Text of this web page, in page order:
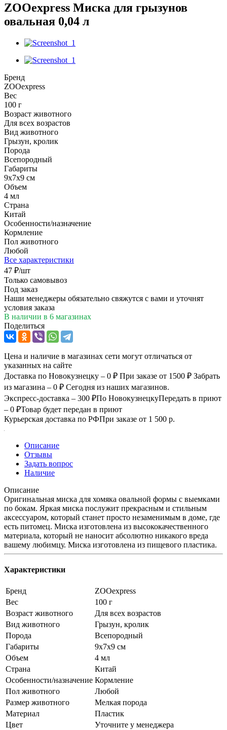
ZOOexpress Миска для грызунов
овальная 0,04 л
Бренд
ZOOexpress
Вес
100 г
Возраст животного
Для всех возрастов
Вид животного
Грызун, кролик
Порода
Всепородный
Габариты
9x7x9 см
Объем
4 мл
Страна
Китай
Особенности/назначение
Кормление
Пол животного
Любой
Все характеристики
47 ₽/шт
Только самовывоз
Под заказ
Наши менеджеры обязательно свяжутся с вами и уточнят
условия заказа
В наличии в 6 магазинах
Поделиться
Цена и наличие в магазинах сети могут отличаться от
указанных на сайте
Доставка по Новокузнецку – 0 ₽ При заказе от 1500 ₽ Забрать
из магазина – 0 ₽ Сегодня из наших магазинов.
Экспресс-доставка – 300 ₽По НовокузнецкуПередать в приют
– 0 ₽Товар будет передан в приют
Курьерская доставка по РФПри заказе от 1 500 р.
Описание
Отзывы
Задать вопрос
Наличие
Описание
Оригинальная миска для хомяка овальной формы с выемками
по бокам. Яркая миска послужит прекрасным и стильным
аксессуаром, который станет просто незаменимым в доме, где
есть питомец. Миска изготовлена из высококачественного
материала, который не наносит абсолютно никакого вреда
вашему любимцу. Миска изготовлена из пищевого пластика.
Характеристики
Бренд
ZOOexpress
Вес
100 г
Возраст животного
Для всех возрастов
Вид животного
Грызун, кролик
Порода
Всепородный
Габариты
9x7x9 см
Объем
4 мл
Страна
Китай
Особенности/назначение Кормление
Пол животного
Любой
Размер животного
Мелкая порода
Материал
Пластик
Цвет
Уточните у менеджера